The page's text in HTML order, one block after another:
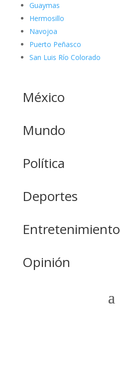
Guaymas
Hermosillo
Navojoa
Puerto Peñasco
San Luis Río Colorado
México
Mundo
Política
Deportes
Entretenimiento
Opinión